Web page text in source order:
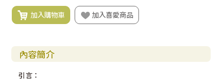
加入購物車 加入喜愛商品
內容簡介
引言：